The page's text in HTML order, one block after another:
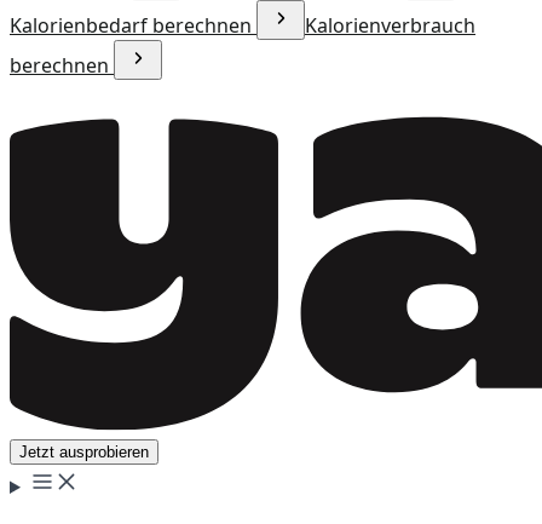
Kalorienbedarf berechnen
Kalorienverbrauch
berechnen
Jetzt ausprobieren